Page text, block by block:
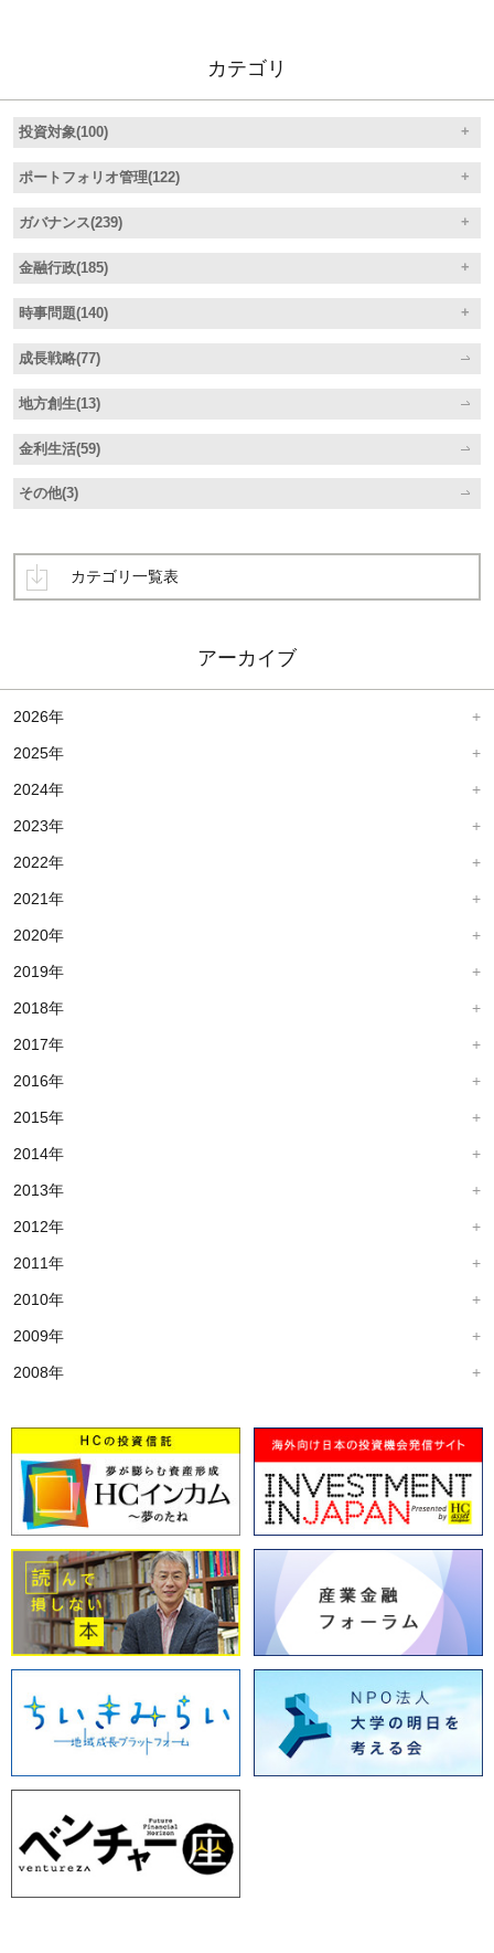
カテゴリ
投資対象(100)
ポートフォリオ管理(122)
ガバナンス(239)
金融行政(185)
時事問題(140)
成長戦略(77)
地方創生(13)
金利生活(59)
その他(3)
カテゴリ一覧表
アーカイブ
2026年
2025年
2024年
2023年
2022年
2021年
2020年
2019年
2018年
2017年
2016年
2015年
2014年
2013年
2012年
2011年
2010年
2009年
2008年